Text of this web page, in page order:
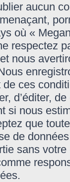
aucun
où «
respectez
nous
de ces
d’éditer,
si nous
que
de
sans